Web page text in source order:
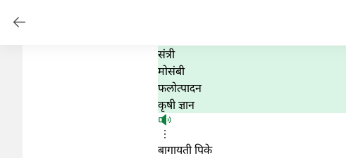
संत्री
मोसंबी
फलोत्पादन
कृषी ज्ञान
बागायती पिके